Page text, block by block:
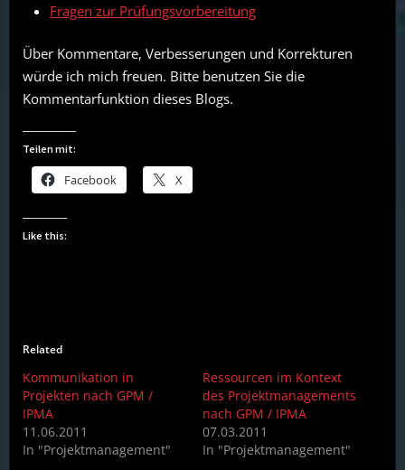
Fragen zur Prüfungsvorbereitung
Über Kommentare, Verbesserungen und Korrekturen
würde ich mich freuen. Bitte benutzen Sie die
Kommentarfunktion dieses Blogs.
Teilen mit:
Facebook X
Like this:
Related
Kommunikation in
Projekten nach GPM /
IPMA
11.06.2011
In "Projektmanagement"
Ressourcen im Kontext
des Projektmanagements
nach GPM / IPMA
07.03.2011
In "Projektmanagement"